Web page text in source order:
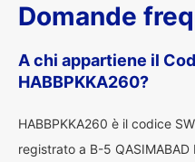
Domande
A chi appartiene il
HABBPKKA260?
HABBPKKA260 è il codice
registrato a B-5 QASIMABAD